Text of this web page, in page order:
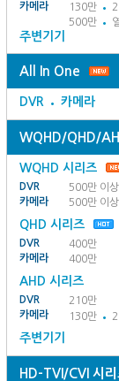
카메라
130만
500만
주변기기
All In One
DVR 카메라
WQHD/QHD/
WQHD 시리즈
DVR
500만 이상
카메라
500만 이상
QHD 시리즈
DVR
400만
카메라
400만
AHD 시리즈
DVR
210만
카메라
130만
주변기기
HD-TVI/CVI 시리